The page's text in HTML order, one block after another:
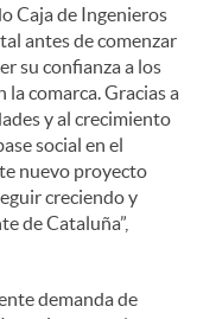
Caja de Ingenieros
antes de comenzar
su confianza a los
la comarca. Gracias a
y al crecimiento
social en el
nuevo proyecto
creciendo y
de Cataluña”,
demanda de